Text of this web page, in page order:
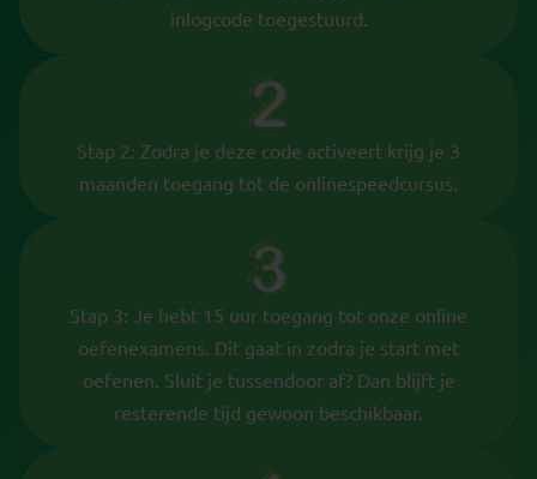
inlogcode toegestuurd.
Stap 2: Zodra je deze code activeert krijg je 3
maanden toegang tot de onlinespeedcursus.
Stap 3: Je hebt 15 uur toegang tot onze online
oefenexamens. Dit gaat in zodra je start met
oefenen. Sluit je tussendoor af? Dan blijft je
resterende tijd gewoon beschikbaar.